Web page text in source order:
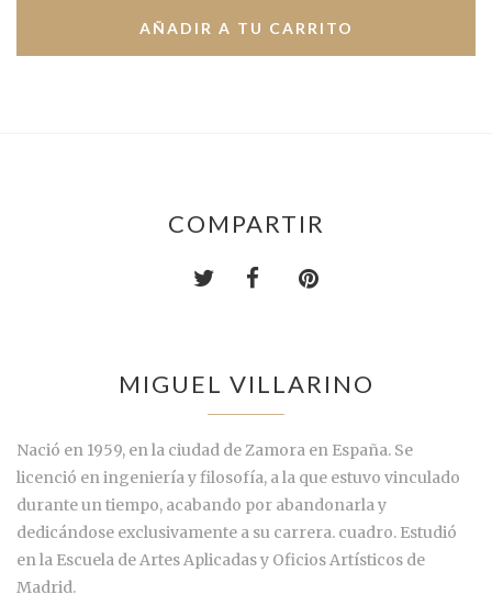
COMPARTIR
MIGUEL VILLARINO
Nació en 1959, en la ciudad de Zamora en España. Se
licenció en ingeniería y filosofía, a la que estuvo vinculado
durante un tiempo, acabando por abandonarla y
dedicándose exclusivamente a su carrera. cuadro. Estudió
en la Escuela de Artes Aplicadas y Oficios Artísticos de
Madrid.